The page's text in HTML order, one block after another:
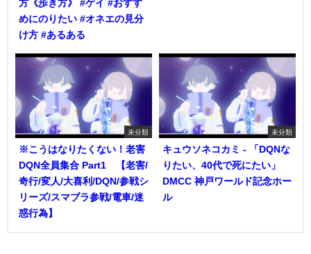
方《歩き方》 #ゲイ #おすす
めにのりたい #オネエの見分
け方 #あるある
未分類
※こうはなりたくない！老害
DQN全員集合 Part1 【老害/
奇行/変人/大喜利/DQN/参戦シ
リーズ/スマブラ参戦/電車/迷
惑行為】
未分類
キュウソネコカミ - 「DQNな
りたい、40代で死にたい」
DMCC 神戸ワールド記念ホー
ル